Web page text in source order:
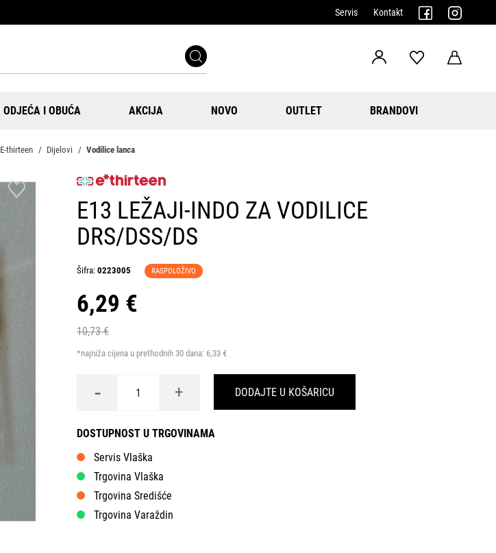
Servis Kontakt
ODJEĆA I OBUĆA AKCIJA NOVO OUTLET BRANDOVI
E-thirteen Dijelovi Vodilice lanca
E13 LEŽAJI-INDO ZA VODILICE
DRS/DSS/DS
Šifra: 0223005 RASPOLOŽIVO
6,29 €
10,73 €
*najniža cijena u prethodnih 30 dana: 6,33 €
- + DODAJTE U KOŠARICU
DOSTUPNOST U TRGOVINAMA
Servis Vlaška
Trgovina Vlaška
Trgovina Središće
Trgovina Varaždin